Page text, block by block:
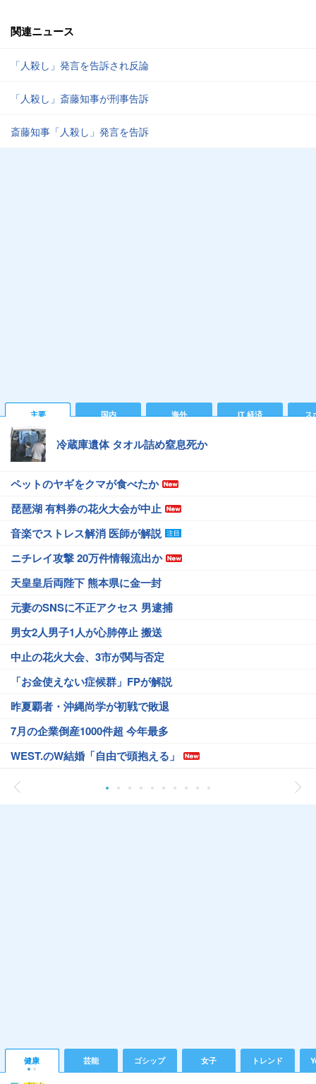
関連ニュース
「人殺し」発言を告訴され反論
「人殺し」斎藤知事が刑事告訴
斎藤知事「人殺し」発言を告訴
主要 国内 海外 IT 経済 ス
冷蔵庫遺体 タオル詰め窒息死か
ペットのヤギをクマが食べたか
琵琶湖 有料券の花火大会が中止
音楽でストレス解消 医師が解説
ニチレイ攻撃 20万件情報流出か
天皇皇后両陛下 熊本県に金一封
元妻のSNSに不正アクセス 男逮捕
男女2人男子1人が心肺停止 搬送
中止の花火大会、3市が関与否定
「お金使えない症候群」FPが解説
昨夏覇者・沖縄尚学が初戦で敗退
7月の企業倒産1000件超 今年最多
WEST.のW結婚「自由で頭抱える」
健康 芸能 ゴシップ 女子 トレンド